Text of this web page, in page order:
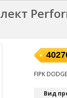
FIPK
Вид